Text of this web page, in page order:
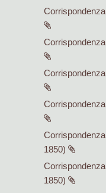
Corrispondenza
Corrispondenza
Corrispondenza
Corrispondenza
Corrispondenza
1850)
Corrispondenza
1850)